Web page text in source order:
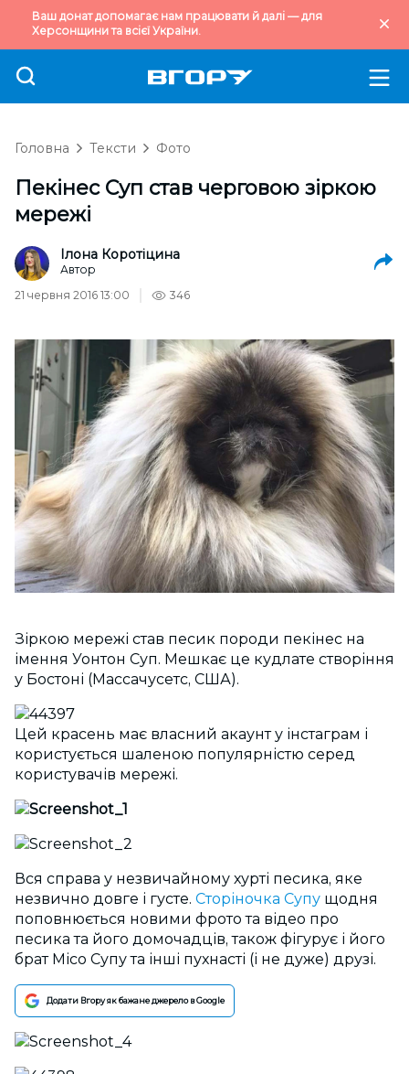
Ваш донат допомагає нам працювати й далі — для
Херсонщини та всієї України.
Головна Тексти Фото
Пекінес Суп став черговою зіркою
мережі
Ілона Коротіцина
Автор
21 червня 2016 13:00
346
Зіркою мережі став песик породи пекінес на
імення Уонтон Суп. Мешкає це кудлате створіння
у Бостоні (Массачусетс, США).
Цей красень має власний акаунт у інстаграм і
користується шаленою популярністю серед
користувачів мережі.
Вся справа у незвичайному хурті песика, яке
незвично довге і густе. Сторіночка Супу щодня
поповнюється новими фрото та відео про
песика та його домочадців, також фігурує і його
брат Місо Супу та інші пухнасті (і не дуже) друзі.
Додати Вгору як бажане джерело в Google